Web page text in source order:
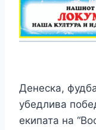
Денеска,
убедлива
екипата на